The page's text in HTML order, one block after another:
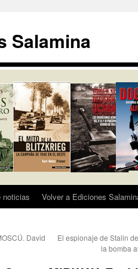
Salamina
noticias Volver a Ediciones
David
El espionaje de Stalin
la bomba